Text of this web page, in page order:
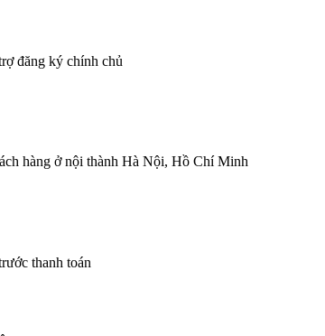
đăng ký chính chủ
hàng ở nội thành Hà Nội, Hồ Chí Minh
thanh toán